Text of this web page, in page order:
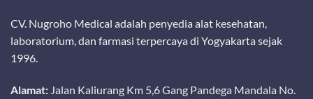
CV. Nugroho Medical adalah penyedia alat kesehatan,
laboratorium, dan farmasi terpercaya di Yogyakarta sejak
1996.
Alamat: Jalan Kaliurang Km 5,6 Gang Pandega Mandala No.